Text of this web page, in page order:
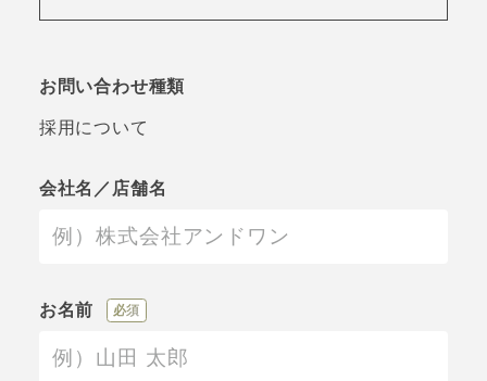
お問い合わせ種類
採用について
会社名／店舗名
お名前 必須